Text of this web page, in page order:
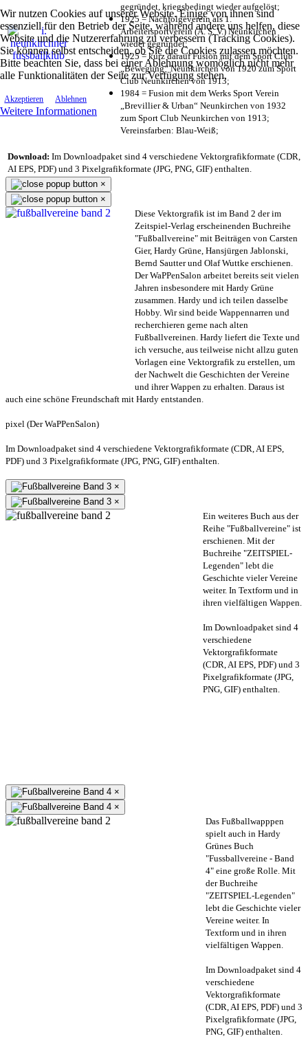
Wir nutzen Cookies auf unserer Website. Einige von ihnen sind
essenziell für den Betrieb der Seite, während andere uns helfen, diese
Website und die Nutzererfahrung zu verbessern (Tracking Cookies).
Sie können selbst entscheiden, ob Sie die Cookies zulassen möchten.
Bitte beachten Sie, dass bei einer Ablehnung womöglich nicht mehr
alle Funktionalitäten der Seite zur Verfügung stehen.
Akzeptieren Ablehnen
Weitere Informationen
gegründet, kriegsbedingt wieder aufgelöst;
1925 = Nachfolgeverein als 1.
Arbeitersportverein (A. S. V.) Neunkirchen
wieder gegründet;
1925 = kurz darauf Fusion mit dem Sport Club
„Bewegung“ Neunkirchen von 1920 zum Sport
Club Neunkirchen von 1913;
1984 = Fusion mit dem Werks Sport Verein
„Brevillier & Urban“ Neunkirchen von 1932
zum Sport Club Neunkirchen von 1913;
Vereinsfarben: Blau-Weiß;
Download: Im Downloadpaket sind 4 verschiedene Vektorgrafikformate (CDR,
AI EPS, PDF) und 3 Pixelgrafikformate (JPG, PNG, GIF) enthalten.
×
×
Diese Vektorgrafik ist im Band 2 der im
Zeitspiel-Verlag erscheinenden Buchreihe
"Fußballvereine" mit Beiträgen von Carsten
Gier, Hardy Grüne, Hansjürgen Jablonski,
Bernd Sautter und Olaf Wuttke erschienen.
Der WaPPenSalon arbeitet bereits seit vielen
Jahren insbesondere mit Hardy Grüne
zusammen. Hardy und ich teilen dasselbe
Hobby. Wir sind beide Wappennarren und
recherchieren gerne nach alten
Fußballvereinen. Hardy liefert die Texte und
ich versuche, aus teilweise nicht allzu guten
Vorlagen eine Vektorgrafik zu erstellen, um
der Nachwelt die Geschichten der Vereine
und ihrer Wappen zu erhalten. Daraus ist
auch eine schöne Freundschaft mit Hardy entstanden.
pixel (Der WaPPenSalon)
Im Downloadpaket sind 4 verschiedene Vektorgrafikformate (CDR, AI EPS,
PDF) und 3 Pixelgrafikformate (JPG, PNG, GIF) enthalten.
×
×
Ein weiteres Buch aus der
Reihe "Fußballvereine" ist
erschienen. Mit der
Buchreihe "ZEITSPIEL-
Legenden" lebt die
Geschichte vieler Vereine
weiter. In Textform und in
ihren vielfältigen Wappen.
Im Downloadpaket sind 4
verschiedene
Vektorgrafikformate
(CDR, AI EPS, PDF) und 3
Pixelgrafikformate (JPG,
PNG, GIF) enthalten.
×
×
Das Fußballwapppen
spielt auch in Hardy
Grünes Buch
"Fussballvereine - Band
4" eine große Rolle. Mit
der Buchreihe
"ZEITSPIEL-Legenden"
lebt die Geschichte vieler
Vereine weiter. In
Textform und in ihren
vielfältigen Wappen.
Im Downloadpaket sind 4
verschiedene
Vektorgrafikformate
(CDR, AI EPS, PDF) und 3
Pixelgrafikformate (JPG,
PNG, GIF) enthalten.